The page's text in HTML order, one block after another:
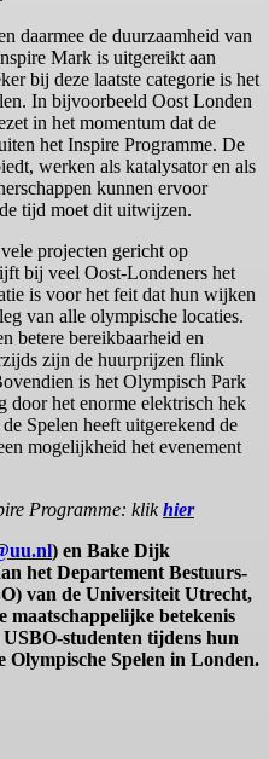
daarmee de duurzaamheid van
Mark is uitgereikt aan
bij deze laatste categorie is het
In bijvoorbeeld Oost Londen
in het momentum dat de
het Inspire Programme. De
werken als katalysator en als
kunnen ervoor
tijd moet dit uitwijzen.
projecten gericht op
bij veel Oost-Londeners het
is voor het feit dat hun wijken
van alle olympische locaties.
betere bereikbaarheid en
zijn de huurprijzen flink
is het Olympisch Park
het enorme elektrisch hek
Spelen heeft uitgerekend de
mogelijkheid het evenement
Programme: klikhier
) en Bake Dijk
het Departement Bestuurs-
van de Universiteit Utrecht,
maatschappelijke betekenis
studenten tijdens hun
Olympische Spelen in Londen.